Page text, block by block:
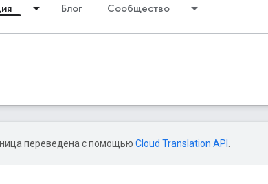
Блог Сообщество
переведена с помощью Cloud Translation API